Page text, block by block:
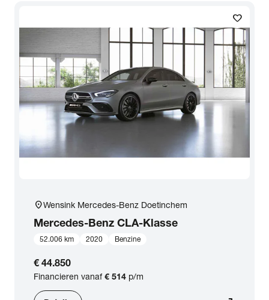
favorite
location_onWensink Mercedes-Benz Doetinchem
Mercedes-Benz CLA-Klasse
52.006 km 2020 Benzine
€ 44.850
Financieren vanaf€ 514 p/m